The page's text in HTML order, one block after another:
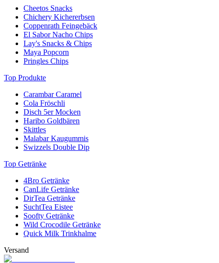
Cheetos Snacks
Chichery Kichererbsen
Coppenrath Feingebäck
El Sabor Nacho Chips
Lay's Snacks & Chips
Maya Popcorn
Pringles Chips
Top Produkte
Carambar Caramel
Cola Fröschli
Disch 5er Mocken
Haribo Goldbären
Skittles
Malabar Kaugummis
Swizzels Double Dip
Top Getränke
4Bro Getränke
CanLife Getränke
DirTea Getränke
SuchtTea Eistee
Soofty Getränke
Wild Crocodile Getränke
Quick Milk Trinkhalme
Versand